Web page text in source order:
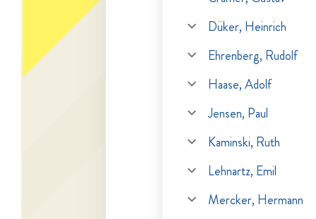
Düker, Heinrich
Ehrenberg, Rudolf
Haase, Adolf
Jensen, Paul
Kaminski, Ruth
Lehnartz, Emil
Mercker, Hermann